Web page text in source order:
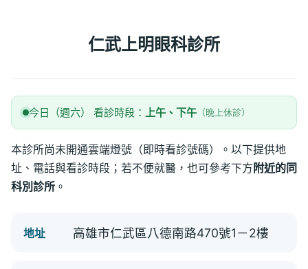
仁武上明眼科診所
今日（週六） 看診時段： 上午、下午 （晚上休診）
本診所尚未開通雲端燈號（即時看診號碼）。以下提供地
址、電話與看診時段；若不便就醫，也可參考下方 附近的同
科別診所 。
地址 高雄市仁武區八德南路470號1－2樓